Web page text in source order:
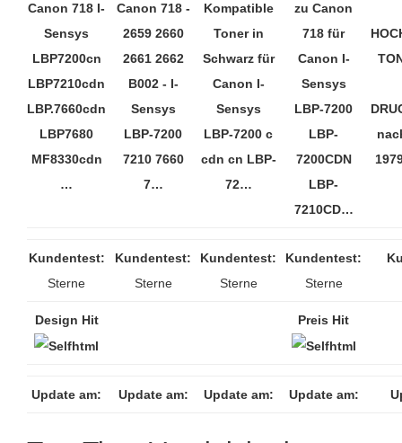
Canon 718 I-
Sensys
LBP7200cn
LBP7210cdn
LBP.7660cdn
LBP7680
MF8330cdn
…
Canon 718 -
2659 2660
2661 2662
B002 - I-
Sensys
LBP-7200
7210 7660
7…
Kompatible
Toner in
Schwarz für
Canon I-
Sensys
LBP-7200 c
cdn cn LBP-
72…
zu Canon
718 für
Canon I-
Sensys
LBP-7200
LBP-
7200CDN
LBP-
7210CD…
Kundentest:
Sterne
Kundentest:
Sterne
Kundentest:
Sterne
Kundentest:
Sterne
Design Hit Preis Hit
Update am: Update am: Update am: Update am: